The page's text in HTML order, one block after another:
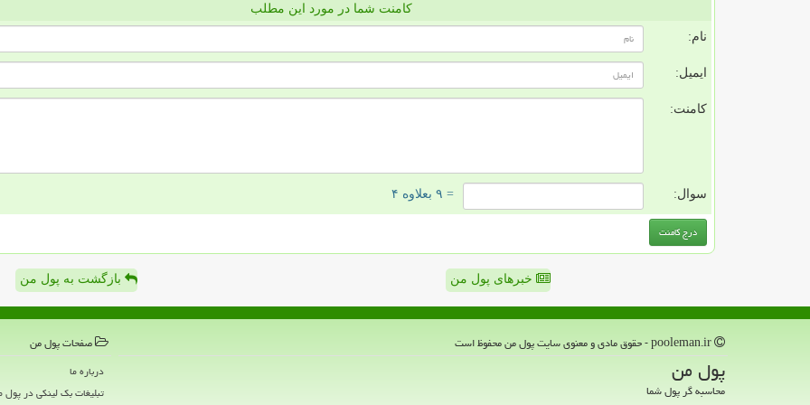
کامنت شما در مورد این مطلب
نام:
ایمیل:
کامنت:
سوال: = ۹ بعلاوه ۴
خبرهای پول من بازگشت به پول من
پول من
محاسبه گر پول شما
صفحات پول من
درباره ما
تبلیغات بک لینکی در